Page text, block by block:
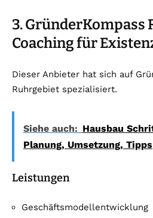
3. GründerKompass
Coaching für
Dieser Anbieter hat sich auf
Ruhrgebiet spezialisiert.
Siehe auch: Hausbau
Planung, Umsetzung, Tipps
Leistungen
Geschäftsmodellentwicklung